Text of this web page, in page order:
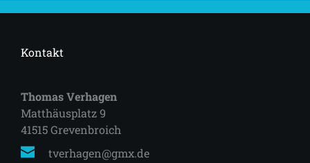
Kontakt
Thomas Verhagen
Matthäusplatz 9
41515 Grevenbroich
tverhagen@gmx.de